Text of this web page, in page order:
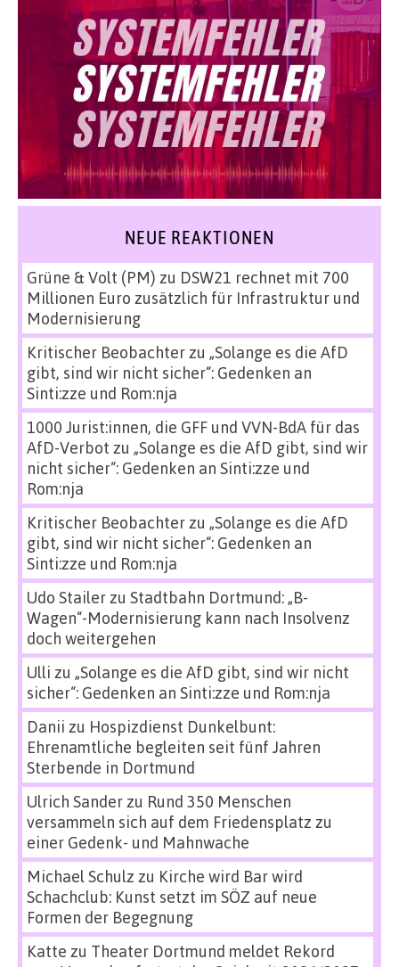
NEUE REAKTIONEN
Grüne & Volt (PM) zu DSW21 rechnet mit 700
Millionen Euro zusätzlich für Infrastruktur und
Modernisierung
Kritischer Beobachterzu „Solange es die AfD
gibt, sind wir nicht sicher“: Gedenken an
Sinti:zze und Rom:nja
1000 Jurist:innen, die GFF und VVN-BdA für das
AfD-Verbot zu „Solange es die AfD gibt, sind wir
nicht sicher“: Gedenken an Sinti:zze und
Rom:nja
Kritischer Beobachterzu „Solange es die AfD
gibt, sind wir nicht sicher“: Gedenken an
Sinti:zze und Rom:nja
Udo Stailerzu Stadtbahn Dortmund: „B-
Wagen“-Modernisierung kann nach Insolvenz
doch weitergehen
Ulli zu „Solange es die AfD gibt, sind wir nicht
sicher“: Gedenken an Sinti:zze und Rom:nja
Danii zu Hospizdienst Dunkelbunt:
Ehrenamtliche begleiten seit fünf Jahren
Sterbende in Dortmund
Ulrich Sanderzu Rund 350 Menschen
versammeln sich auf dem Friedensplatz zu
einer Gedenk- und Mahnwache
Michael Schulz zu Kirche wird Bar wird
Schachclub: Kunst setzt im SÖZ auf neue
Formen der Begegnung
Katte zu Theater Dortmund meldet Rekord